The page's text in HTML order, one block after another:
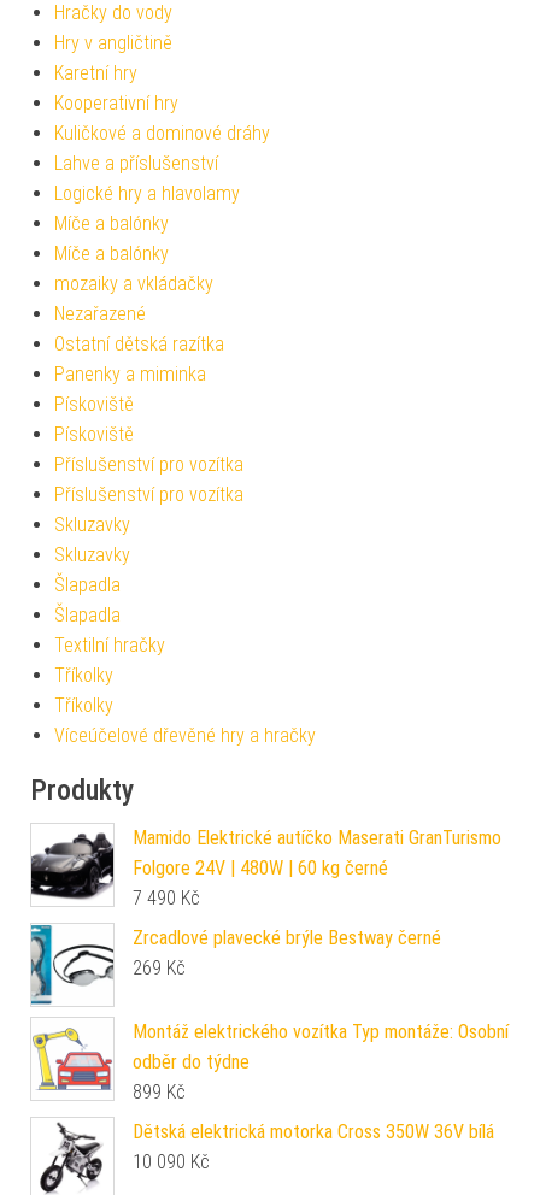
Hračky do vody
Hry v angličtině
Karetní hry
Kooperativní hry
Kuličkové a dominové dráhy
Lahve a příslušenství
Logické hry a hlavolamy
Míče a balónky
Míče a balónky
mozaiky a vkládačky
Nezařazené
Ostatní dětská razítka
Panenky a miminka
Pískoviště
Pískoviště
Příslušenství pro vozítka
Příslušenství pro vozítka
Skluzavky
Skluzavky
Šlapadla
Šlapadla
Textilní hračky
Tříkolky
Tříkolky
Víceúčelové dřevěné hry a hračky
Produkty
Mamido Elektrické autíčko Maserati GranTurismo
Folgore 24V | 480W | 60 kg černé
7 490 Kč
Zrcadlové plavecké brýle Bestway černé
269 Kč
Montáž elektrického vozítka Typ montáže: Osobní
odběr do týdne
899 Kč
Dětská elektrická motorka Cross 350W 36V bílá
10 090 Kč